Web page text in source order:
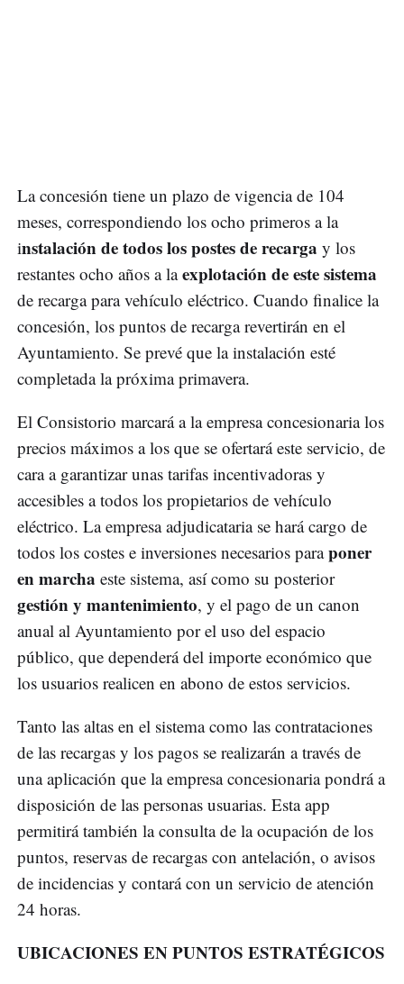
La concesión tiene un plazo de vigencia de 104
meses, correspondiendo los ocho primeros a la
instalación de todos los postes de recarga y los
restantes ocho años a laexplotación de este sistema
de recarga para vehículo eléctrico. Cuando finalice la
concesión, los puntos de recarga revertirán en el
Ayuntamiento. Se prevé que la instalación esté
completada la próxima primavera.
El Consistorio marcará a la empresa concesionaria los
precios máximos a los que se ofertará este servicio, de
cara a garantizar unas tarifas incentivadoras y
accesibles a todos los propietarios de vehículo
eléctrico. La empresa adjudicataria se hará cargo de
todos los costes e inversiones necesarios paraponer
en marcha este sistema, así como su posterior
gestión y mantenimiento, y el pago de un canon
anual al Ayuntamiento por el uso del espacio
público, que dependerá del importe económico que
los usuarios realicen en abono de estos servicios.
Tanto las altas en el sistema como las contrataciones
de las recargas y los pagos se realizarán a través de
una aplicación que la empresa concesionaria pondrá a
disposición de las personas usuarias. Esta app
permitirá también la consulta de la ocupación de los
puntos, reservas de recargas con antelación, o avisos
de incidencias y contará con un servicio de atención
24 horas.
UBICACIONES EN PUNTOS ESTRATÉGICOS